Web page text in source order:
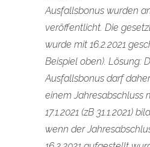
Ausfallsbonus wurden
veröffentlicht. Die
wurde mit 16.2.2021
Beispiel oben). Lösung:
Ausfallsbonus darf
einem Jahresabschluss
17.1.2021 (zB 31.1.2021)
wenn der